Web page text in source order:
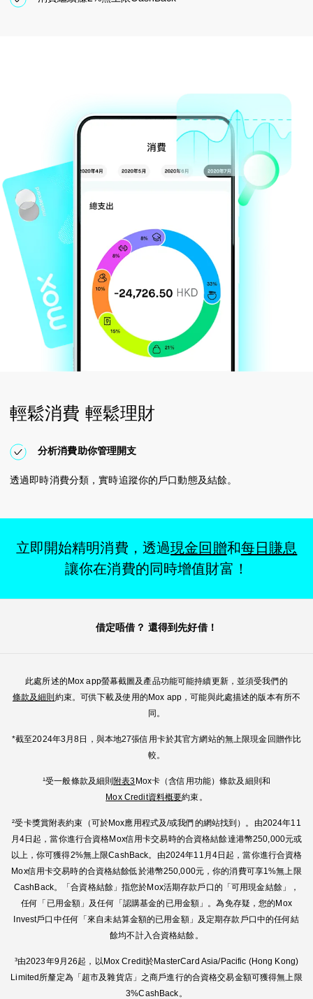
輕鬆消費 輕鬆理財
分析消費助你管理開支
透過即時消費分類，實時追蹤你的戶口動態及結餘。
立即開始精明消費，透過現金回贈和每日賺息
讓你在消費的同時增值財富！
借定唔借？ 還得到先好借！
此處所述的Mox app螢幕截圖及產品功能可能持續更新，並須受我們的
條款及細則約束。可供下載及使用的Mox app，可能與此處描述的版本有所不
同。
*截⾄2024年3⽉8⽇，與本地27張信用卡於其官⽅網站的無上限現⾦回贈作比
較。
¹受一般條款及細則附表3 Mox卡（含信用功能）條款及細則和
Mox Credit資料概要約束。
²受卡獎賞附表約束（可於Mox應用程式及/或我們的網站找到）。由2024年11
月4日起，當你進行合資格Mox信用卡交易時的合資格結餘達港幣250,000元或
以上，你可獲得2%無上限CashBack。由2024年11月4日起，當你進行合資格
Mox信用卡交易時的合資格結餘低於港幣250,000元，你的消費可享1%無上限
CashBack。「合資格結餘」指您於Mox活期存款戶口的「可用現金結餘」，
任何「已用金額」及任何「認購基金的已用金額」。為免存疑，您的Mox
Invest戶口中任何「來自未結算金額的已用金額」及定期存款戶口中的任何結
餘均不計入合資格結餘。
³由2023年9月26起，以Mox Credit於MasterCard Asia/Pacific (Hong Kong)
Limited所釐定為「超市及雜貨店」之商戶進行的合資格交易金額可獲得無上限
3%CashBack。